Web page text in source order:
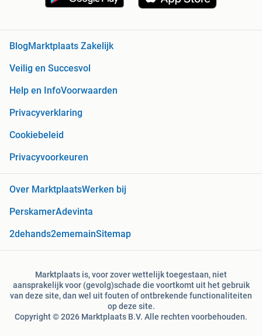
BlogMarktplaats Zakelijk
Veilig en Succesvol
Help en InfoVoorwaarden
Privacyverklaring
Cookiebeleid
Privacyvoorkeuren
Over MarktplaatsWerken bij
PerskamerAdevinta
2dehands2ememainSitemap
Marktplaats is, voor zover wettelijk toegestaan, niet
aansprakelijk voor (gevolg)schade die voortkomt uit het gebruik
van deze site, dan wel uit fouten of ontbrekende functionaliteiten
op deze site.
Copyright © 2026 Marktplaats B.V. Alle rechten voorbehouden.